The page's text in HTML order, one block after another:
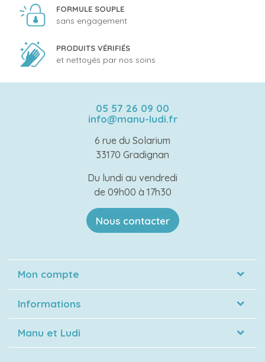
FORMULE SOUPLE
sans engagement
PRODUITS VÉRIFIÉS
et nettoyés par nos soins
05 57 26 09 00
info@manu-ludi.fr
6 rue du Solarium
33170 Gradignan
Du lundi au vendredi
de 09h00 à 17h30
Nous contacter
Mon compte
Informations
Manu et Ludi